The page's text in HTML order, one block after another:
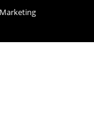
Marketing